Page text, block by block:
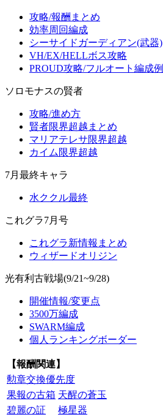
攻略/報酬まとめ
効率周回編成
シーサイドガーディアン(武器)
VH/EX/HELLボス攻略
PROUD攻略/フルオート編成例
ソロモナスの賢者
攻略/進め方
賢者限界超越まとめ
マリアテレサ限界超越
カイム限界超越
7月最終キャラ
水ククル最終
これグラ7月号
これグラ新情報まとめ
ウィザードオリジン
光有利古戦場(9/21~9/28)
開催情報/変更点
3500万編成
SWARM編成
個人ランキングボーダー
【報酬関連】
勲章交換優先度
果報の古箱 天醒の蒼玉
碧麗の証
極星器